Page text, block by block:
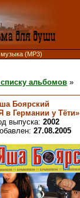
(MP3)
списку альбомов »
Боярский
в Германии у Тёти»
выпуска: 2002
27.08.2005